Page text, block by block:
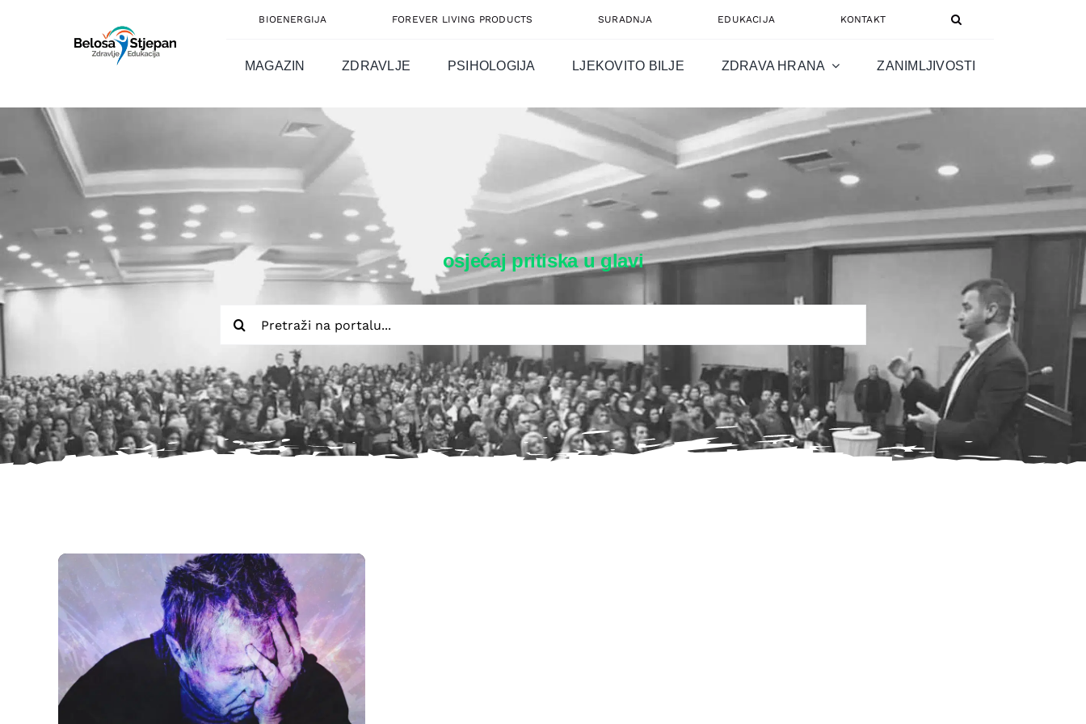
BIOENERGIJA FOREVER LIVING PRODUCTS SURADNJA EDUKACIJA KONTAKT
MAGAZIN ZDRAVLJE PSIHOLOGIJA LJEKOVITO BILJE ZDRAVA HRANA ZANIMLJIVOSTI
osjećaj pritiska u glavi